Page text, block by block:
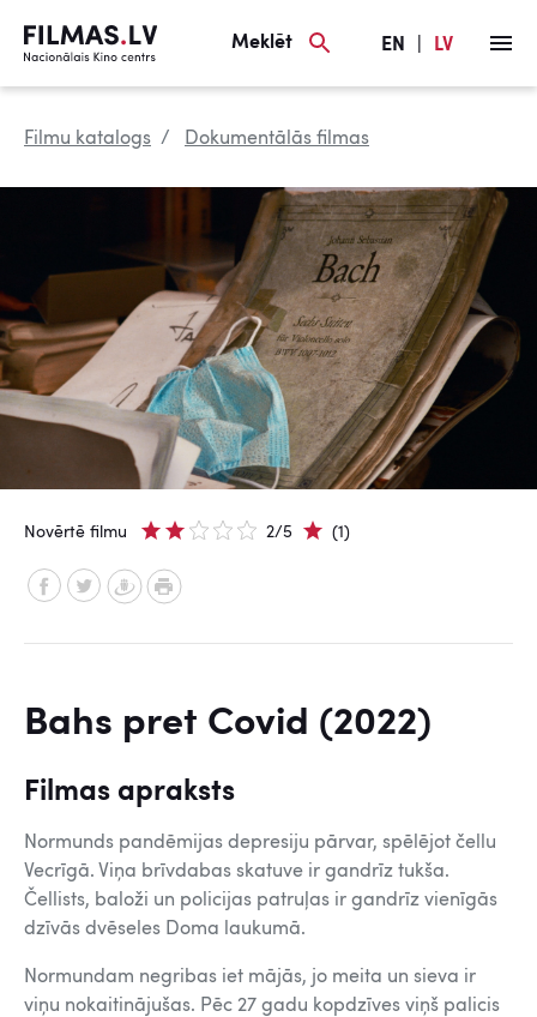
Meklēt EN LV
Filmu katalogs Dokumentālās filmas
Novērtē filmu 2/5 (1)
Bahs pret Covid (2022)
Filmas apraksts
Normunds pandēmijas depresiju pārvar, spēlējot čellu
Vecrīgā. Viņa brīvdabas skatuve ir gandrīz tukša.
Čellists, baloži un policijas patruļas ir gandrīz vienīgās
dzīvās dvēseles Doma laukumā.
Normundam negribas iet mājās, jo meita un sieva ir
viņu nokaitinājušas. Pēc 27 gadu kopdzīves viņš palicis